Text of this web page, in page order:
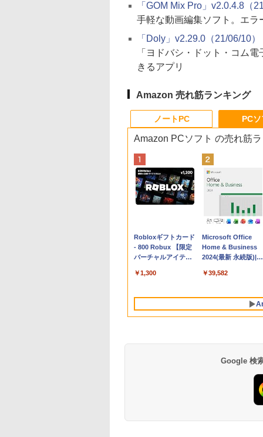
「GOM Mix Pro」v2.0.4.8（
手軽な動画編集ソフト。エ
「Doly」v2.29.0（21/06/10）
「ヨドバシ・ドット・コム
きるアプリ
Amazon 売れ筋ランキング
ノートPC
Apple 2026
MacBook Neo A18
Proチップ搭載13イ
AIとApple
Retinaディスプレ
512GB SSD、1080p
￥162,598
tomtoc 360°保護
15.6 16インチ パソコ
ンケース Dell NEC
dynabook Lenovo
￥2,952
PC
Amazon PCソフト の売れ筋
Robloxギフトカード
- 800 Robux 【限定
バーチャルアイテム
ンゲームコード】 ロ
インコード版
￥1,300
Microsoft Office
Home & Business
2024(最新 永続版)|オ
版|Windows11、
￥39,582
Google 検